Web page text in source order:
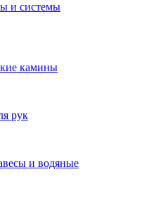
и системы
камины
рук
и водяные